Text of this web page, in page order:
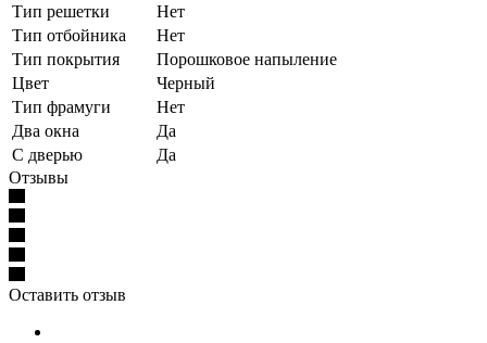
Тип решетки
Нет
Тип отбойника
Нет
Тип покрытия
Порошковое напыление
Цвет
Черный
Тип фрамуги
Нет
Два окна
Да
С дверью
Да
Отзывы
Оставить отзыв